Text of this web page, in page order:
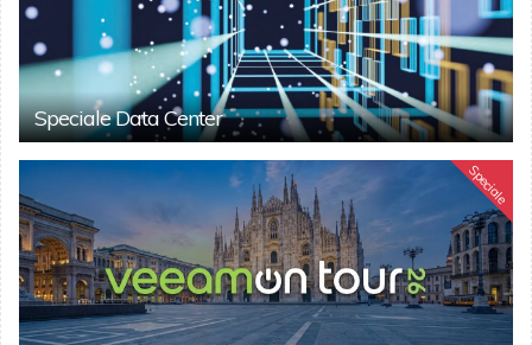
Speciale Data Center
Speciale